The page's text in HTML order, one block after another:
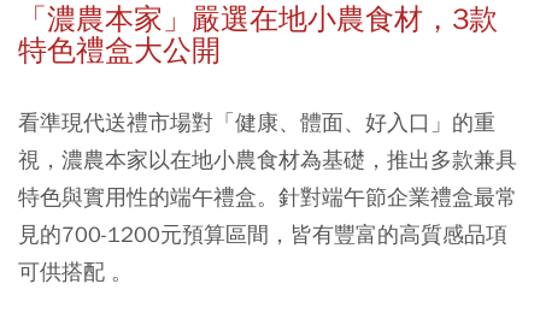
「濃農本家」嚴選在地小農食材，3款
特色禮盒大公開
看準現代送禮市場對「健康、體面、好入口」的重
視，濃農本家以在地小農食材為基礎，推出多款兼具
特色與實用性的端午禮盒。針對端午節企業禮盒最常
見的700-1200元預算區間，皆有豐富的高質感品項
可供搭配 。